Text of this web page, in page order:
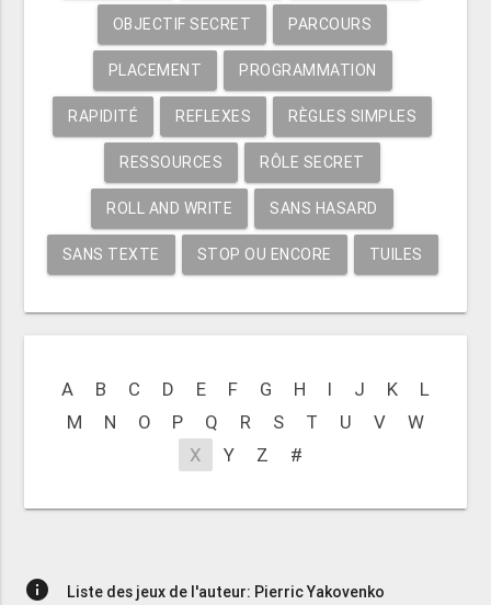
OBJECTIF SECRET PARCOURS
PLACEMENT PROGRAMMATION
RAPIDITÉ REFLEXES RÈGLES SIMPLES
RESSOURCES RÔLE SECRET
ROLL AND WRITE SANS HASARD
SANS TEXTE STOP OU ENCORE TUILES
A B C D E F G H I J K
L
M
N O P Q R S T U V
W
X
Y Z #
info Liste des jeux de l'auteur: Pierric Yakovenko